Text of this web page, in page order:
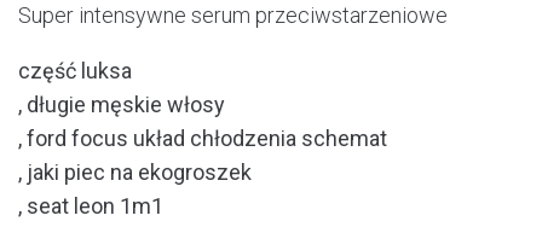
Super intensywne serum przeciwstarzeniowe
część luksa
, długie męskie włosy
, ford focus układ chłodzenia schemat
, jaki piec na ekogroszek
, seat leon 1m1